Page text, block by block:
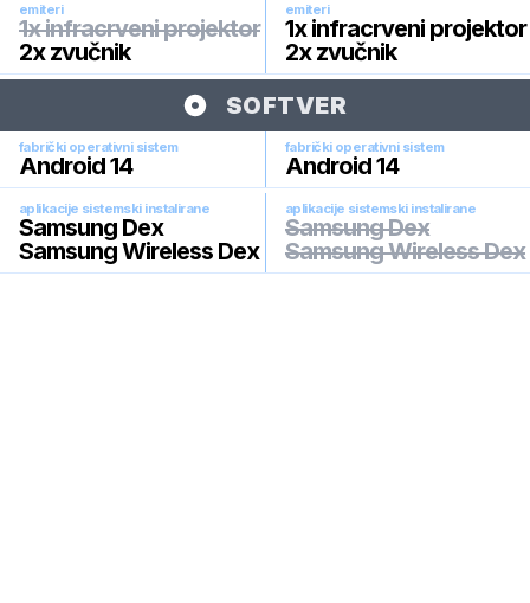
emiteri
1x infracrveni projektor
2x zvučnik
emiteri
1x infracrveni projektor
2x zvučnik
SOFTVER
fabrički operativni sistem
Android 14
fabrički operativni sistem
Android 14
aplikacije sistemski instalirane
Samsung Dex
Samsung Wireless Dex
aplikacije sistemski instalirane
Samsung Dex
Samsung Wireless Dex